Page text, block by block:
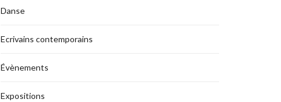
Danse
Ecrivains contemporains
Évènements
Expositions